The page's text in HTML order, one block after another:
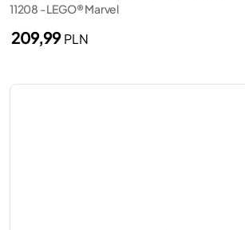
11208 - LEGO® Marvel
209,99PLN